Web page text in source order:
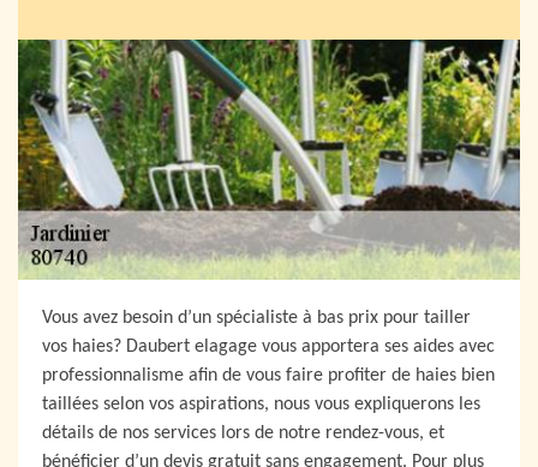
Vous avez besoin d’un spécialiste à bas prix pour tailler
vos haies? Daubert elagage vous apportera ses aides avec
professionnalisme afin de vous faire profiter de haies bien
taillées selon vos aspirations, nous vous expliquerons les
détails de nos services lors de notre rendez-vous, et
bénéficier d’un devis gratuit sans engagement. Pour plus